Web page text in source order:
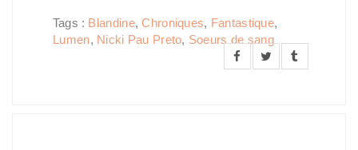
Tags : Blandine,Chroniques, Fantastique,
Lumen, Nicki Pau Preto, Soeurs de sang